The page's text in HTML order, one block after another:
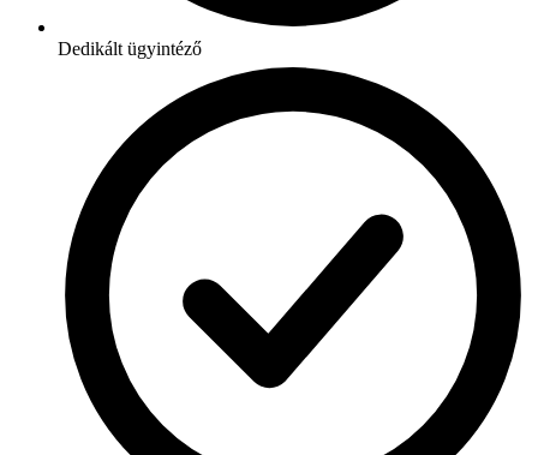
Dedikált ügyintéző